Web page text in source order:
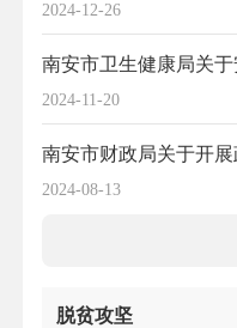
2024-12-26
2024-11-20
南安市卫生健康局关于
2024-08-13
南安市财政局关于开展政府采
脱贫攻坚